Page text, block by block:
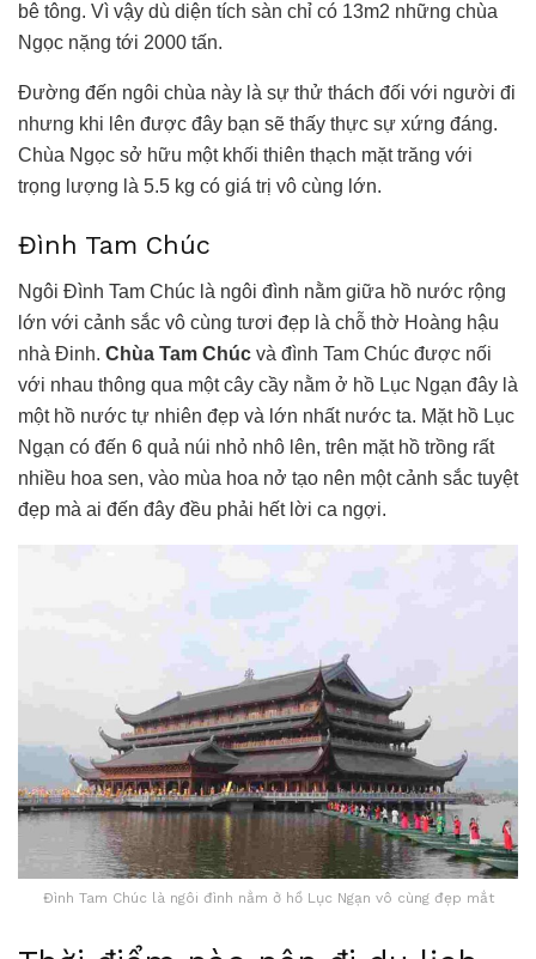
bê tông. Vì vậy dù diện tích sàn chỉ có 13m2 những chùa
Ngọc nặng tới 2000 tấn.
Đường đến ngôi chùa này là sự thử thách đối với người đi
nhưng khi lên được đây bạn sẽ thấy thực sự xứng đáng.
Chùa Ngọc sở hữu một khối thiên thạch mặt trăng với
trọng lượng là 5.5 kg có giá trị vô cùng lớn.
Đình Tam Chúc
Ngôi Đình Tam Chúc là ngôi đình nằm giữa hồ nước rộng
lớn với cảnh sắc vô cùng tươi đẹp là chỗ thờ Hoàng hậu
nhà Đinh. Chùa Tam Chúc và đình Tam Chúc được nối
với nhau thông qua một cây cầy nằm ở hồ Lục Ngạn đây là
một hồ nước tự nhiên đẹp và lớn nhất nước ta. Mặt hồ Lục
Ngạn có đến 6 quả núi nhỏ nhô lên, trên mặt hồ trồng rất
nhiều hoa sen, vào mùa hoa nở tạo nên một cảnh sắc tuyệt
đẹp mà ai đến đây đều phải hết lời ca ngợi.
Đình Tam Chúc là ngôi đình nằm ở hồ Lục Ngạn vô cùng đẹp mắt